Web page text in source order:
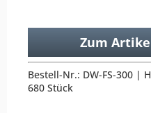
Zum
Bestell-Nr.: DW-FS-300 |
680 Stück